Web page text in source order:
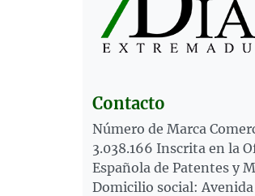
Contacto
Número de Marca
3.038.166 Inscrita en la
Española de Patentes y
Domicilio social: Avenida